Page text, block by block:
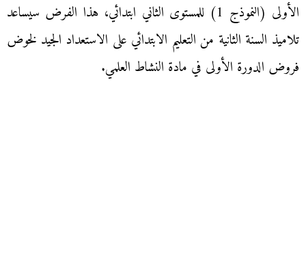
الأولى (النموذج 1) للمستوى الثاني ابتدائي، هذا الفرض سيساعد
تلاميذ السنة الثانية من التعليم الابتدائي على الاستعداد الجيد لخوض
فروض الدورة الأولى في مادة النشاط العلمي.